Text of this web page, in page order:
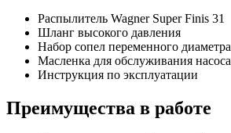
Распылитель Wagner Super Finis 31
Шланг высокого давления
Набор сопел переменного диаметра
Масленка для обслуживания насоса
Инструкция по эксплуатации
Преимущества в работе